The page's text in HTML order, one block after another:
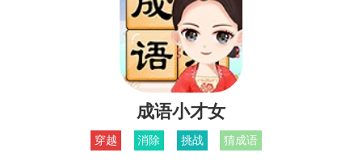
卡牌对战 音乐舞蹈
挂机养成
成语小才女
穿越 消除 挑战 猜成语